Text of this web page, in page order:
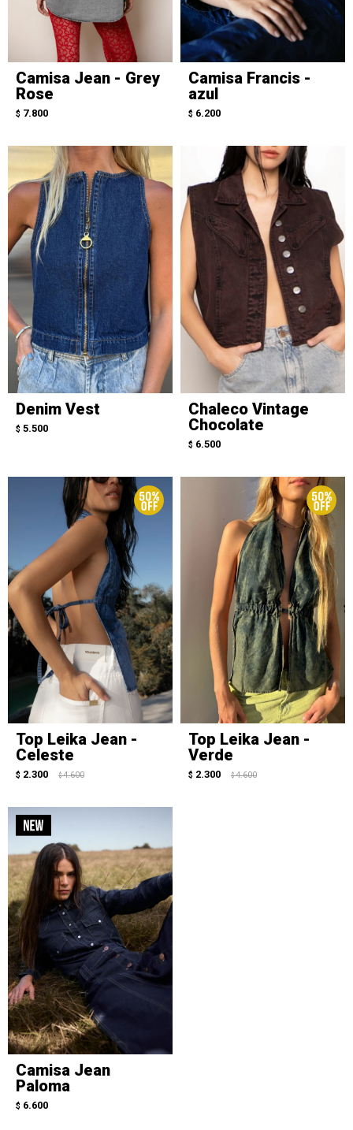
Camisa Jean - Grey
Rose
$ 7.800
Camisa Francis -
azul
$ 6.200
Denim Vest
$ 5.500
Chaleco Vintage
Chocolate
$ 6.500
Top Leika Jean -
Celeste
$ 2.300 $ 4.600
Top Leika Jean -
Verde
$ 2.300 $ 4.600
Camisa Jean
Paloma
$ 6.600